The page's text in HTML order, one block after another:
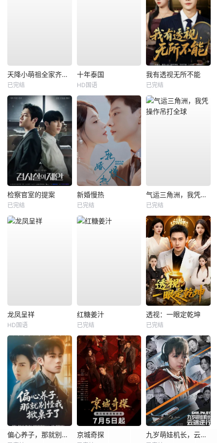
天降小萌祖全家齐齐宠
已完结
十年泰国
HD国语
我有透视无所不能
已完结
检察官室的提案
已完结
新婚慢热
已完结
气运三角洲，我凭操作吊打全球
已完结
龙凤呈祥
HD国语
红糖姜汁
已完结
透视：一眼定乾坤
已完结
偏心养子，那就别怪我掀桌子了 京城奇探 九岁萌娃机长，云端逆行